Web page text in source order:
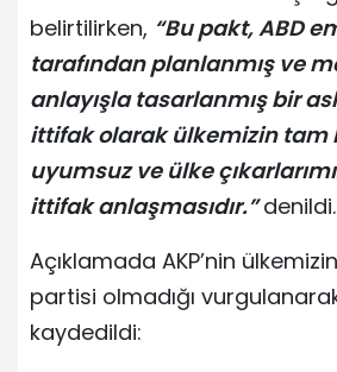
belirtilirken, “Bu pakt, ABD
tarafından planlanmış ve
anlayışla tasarlanmış bir
ittifak olarak ülkemizin tam
uyumsuz ve ülke
ittifak anlaşmasıdır.” denildi.
Açıklamada AKP’nin
partisi olmadığı
kaydedildi: